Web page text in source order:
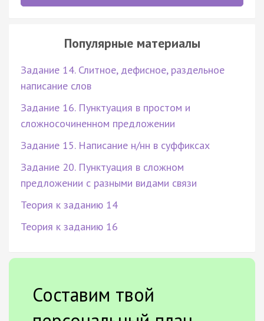
Популярные материалы
Задание 14. Слитное, дефисное, раздельное
написание слов
Задание 16. Пунктуация в простом и
сложносочиненном предложении
Задание 15. Написание н/нн в суффиксах
Задание 20. Пунктуация в сложном
предложении с разными видами связи
Теория к заданию 14
Теория к заданию 16
Составим твой